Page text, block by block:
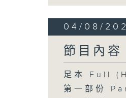
04/08/
節目內容
足本 Full
第一部份